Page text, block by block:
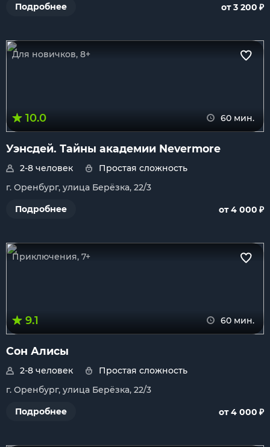
Подробнее
от 3 200 ₽
Для новичков, 8+
10.0 60 мин.
Уэнсдей. Тайны академии Nevermore
2-8 человек
Простая сложность
г. Оренбург, улица Берёзка, 22/3
Подробнее
от 4 000 ₽
Приключения, 7+
9.1 60 мин.
Сон Алисы
2-8 человек
Простая сложность
г. Оренбург, улица Берёзка, 22/3
Подробнее
от 4 000 ₽